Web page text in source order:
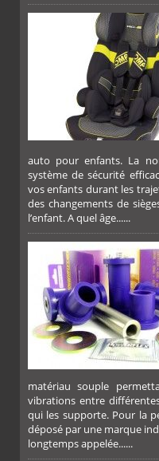
FACEBOOKTWITTERGOOGLEPINTEREST
PLUS
auto pour enfants. La
système de sécurité
vos enfants durant les
des changements de
l’enfant. A quel âge......
matériau souple
vibrations entre
qui les supporte. Pour la
déposé par une marque
longtemps appelée......